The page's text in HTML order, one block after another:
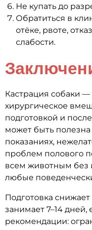
Не купать до
Обратиться в
отёке, рвоте,
слабости.
Кастрация собаки
хирургическое
подготовкой и
может быть
показаниях,
проблем полового
всем животным без
любые
Подготовка
занимает 7–14
рекомендации: